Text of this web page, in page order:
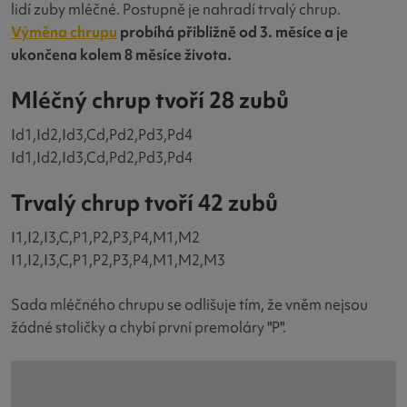
lidí zuby mléčné. Postupně je nahradí trvalý chrup.
Výměna chrupu probíhá přibližně od 3. měsíce a je
ukončena kolem 8 měsíce života.
Mléčný chrup tvoří 28 zubů
Id1,Id2,Id3,Cd,Pd2,Pd3,Pd4
Id1,Id2,Id3,Cd,Pd2,Pd3,Pd4
Trvalý chrup tvoří 42 zubů
I1,I2,I3,C,P1,P2,P3,P4,M1,M2
I1,I2,I3,C,P1,P2,P3,P4,M1,M2,M3
Sada mléčného chrupu se odlišuje tím, že vněm nejsou
žádné stoličky a chybí první premoláry "P".